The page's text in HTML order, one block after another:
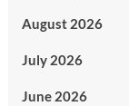
August 2026
July 2026
June 2026